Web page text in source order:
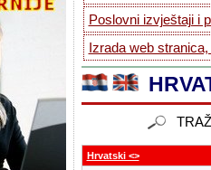
Poslovni izvještaji i
Izrada web
Hrvatski <>